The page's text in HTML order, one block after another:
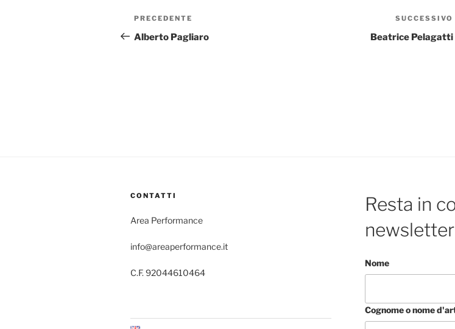
Navigazione
articoli
Articolo
precedente:
PRECEDENTE
Alberto Pagliaro
SUCCESSIVO
Beatrice Pelagatti
CONTATTI
Area Performance
info@areaperformance.it
C.F. 92044610464
Resta in
Nome
Cognome o nome